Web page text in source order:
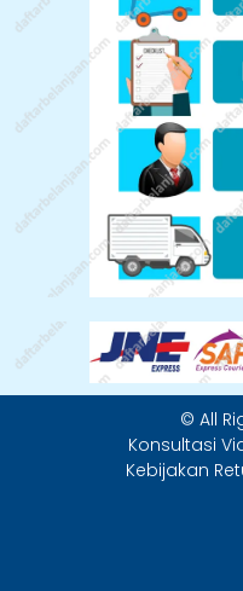
© All
Konsultasi
Kebijakan